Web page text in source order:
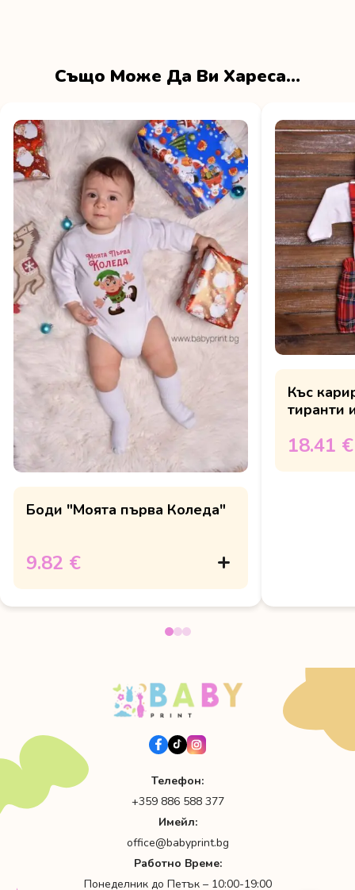
Също Може Да Ви Хареса…
Боди "Моята първа Коледа"
9.82 €
Къс
тиранти
18.41 €
Телефон:
+359 886 588 377
Имейл:
office@babyprint.bg
Работно Време:
Понеделник до Петък – 10:00-19:00